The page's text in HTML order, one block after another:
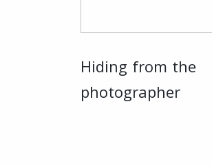
Hiding from the
photographer